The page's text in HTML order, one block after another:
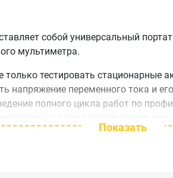
собой универсальный
мультиметра.
тестировать стационарные
напряжение переменного тока и
полного цикла работ по
в ходе тестирования
Показать